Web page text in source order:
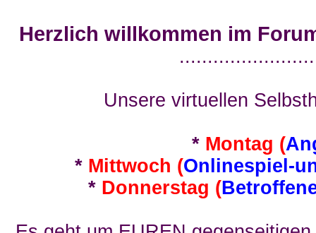
Herzlich willkommen im
Unsere virtuellen
* Montag (
* Mittwoch (Onlinespiel-
* Donnerstag (